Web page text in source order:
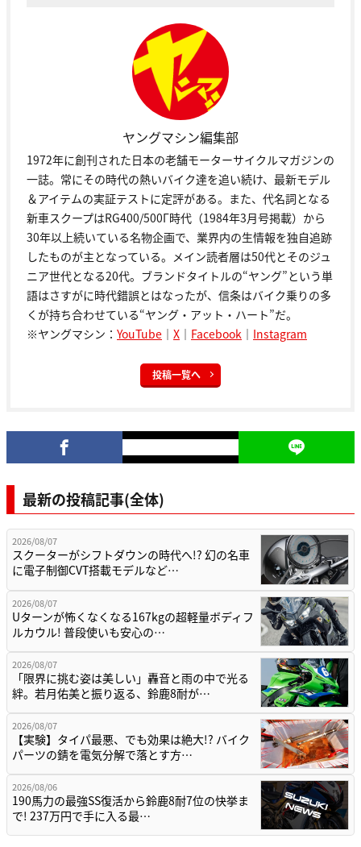
ヤングマシン編集部
1972年に創刊された日本の老舗モーターサイクルマガジンの
一誌。常にその時代の熱いバイク達を追い続け、最新モデル
＆アイテムの実証テストに定評がある。また、代名詞となる
新車スクープはRG400/500Γ時代（1984年3月号掲載）から
30年以上続いている名物企画で、業界内の生情報を独自追跡
したものが主となっている。メイン読者層は50代とそのジュ
ニア世代となる20代。ブランドタイトルの“ヤング”という単
語はさすがに時代錯誤とはなったが、信条はバイク乗りの多
くが持ち合わせている“ヤング・アット・ハート”だ。
※ヤングマシン： YouTube ｜ X ｜ Facebook ｜ Instagram
投稿一覧へ
最新の投稿記事(全体)
2026/08/07
スクーターがシフトダウンの時代へ!? 幻の名車
に電子制御CVT搭載モデルなど…
2026/08/07
Uターンが怖くなくなる167kgの超軽量ボディフ
ルカウル! 普段使いも安心の…
2026/08/07
「限界に挑む姿は美しい」轟音と雨の中で光る
絆。若月佑美と振り返る、鈴鹿8耐が…
2026/08/07
【実験】タイパ最悪、でも効果は絶大!? バイク
パーツの錆を電気分解で落とす方…
2026/08/06
190馬力の最強SS復活から鈴鹿8耐7位の快挙ま
で! 237万円で手に入る最…